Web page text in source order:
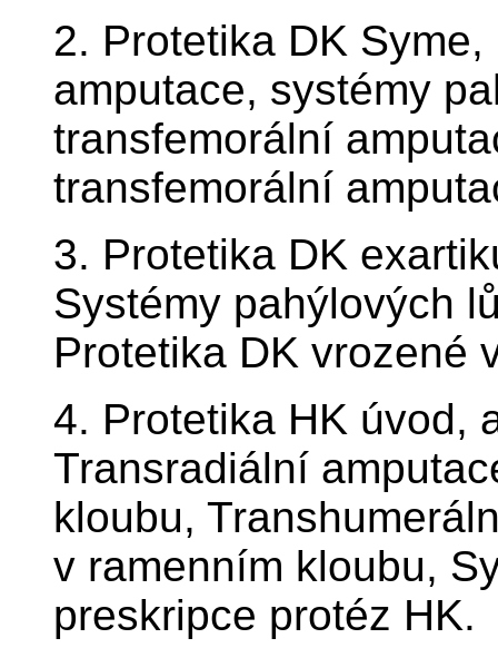
2. Protetika DK
amputace, systémy
transfemorální
transfemorální
3. Protetika DK
Systémy pahýlových
Protetika DK vrozené
4. Protetika HK úvod,
Transradiální
kloubu,
v ramenním kloubu,
preskripce protéz HK.